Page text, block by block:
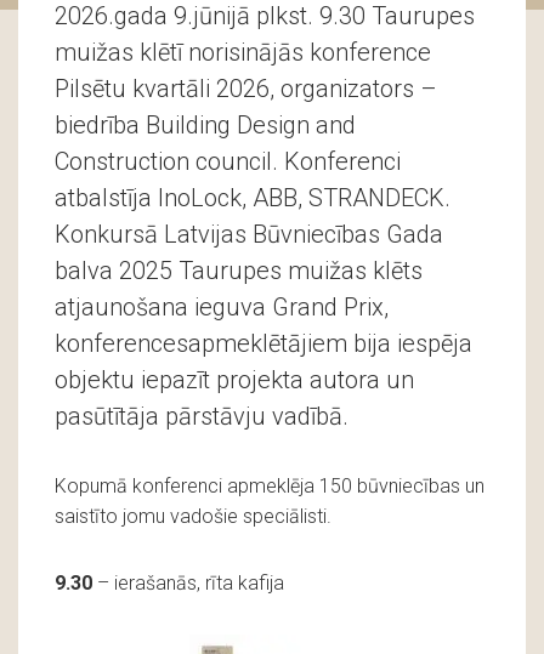
2026.gada 9.jūnijā plkst. 9.30 Taurupes
muižas klētī norisinājās konference
Pilsētu kvartāli 2026, organizators –
biedrība Building Design and
Construction council. Konferenci
atbalstīja InoLock, ABB, STRANDECK.
Konkursā Latvijas Būvniecības Gada
balva 2025 Taurupes muižas klēts
atjaunošana ieguva Grand Prix,
konferencesapmeklētājiem bija iespēja
objektu iepazīt projekta autora un
pasūtītāja pārstāvju vadībā.
Kopumā konferenci apmeklēja 150 būvniecības un
saistīto jomu vadošie speciālisti.
9.30 – ierašanās, rīta kafija